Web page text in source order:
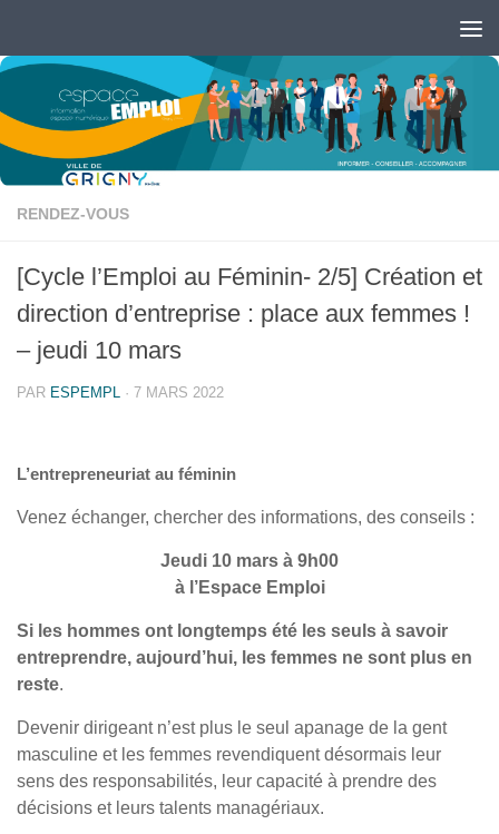
Ouvrir la barre d’outils
RENDEZ-VOUS
[Cycle l’Emploi au Féminin- 2/5] Création et
direction d’entreprise : place aux femmes !
– jeudi 10 mars
PAR ESPEMPL · 7 MARS 2022
L’entrepreneuriat au féminin
Venez échanger, chercher des informations, des conseils :
Jeudi 10 mars à 9h00
à l’Espace Emploi
Si les hommes ont longtemps été les seuls à savoir
entreprendre, aujourd’hui, les femmes ne sont plus en
reste.
Devenir dirigeant n’est plus le seul apanage de la gent
masculine et les femmes revendiquent désormais leur
sens des responsabilités, leur capacité à prendre des
décisions et leurs talents managériaux.